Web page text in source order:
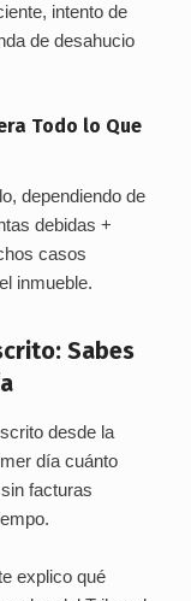
intento de
de desahucio
Todo lo Que
dependiendo de
debidas +
casos
inmueble.
Sabes
desde la
día cuánto
facturas
explico qué